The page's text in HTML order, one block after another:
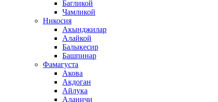
Багликой
Чамликой
Никосия
Акынджилар
Алайкой
Балыкесир
Башпинар
Фамагуста
Акова
Акдоган
Айлука
Аланичи